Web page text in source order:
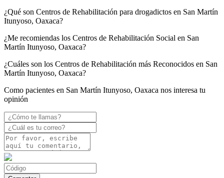
¿Qué son Centros de Rehabilitación para drogadictos en San Martín
Itunyoso, Oaxaca?
¿Me recomiendas los Centros de Rehabilitación Social en San
Martín Itunyoso, Oaxaca?
¿Cuáles son los Centros de Rehabilitación más Reconocidos en San
Martín Itunyoso, Oaxaca?
Como pacientes en San Martín Itunyoso, Oaxaca nos interesa tu
opinión